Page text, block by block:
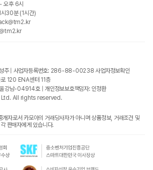
오후 6시
30분 (1시간)
성주 | 사업자등록번호: 286-88-00238 사업자정보확인
로 120 ENA센터 11층
강남-04914호 | 개인정보보호책임자: 인정환
All rights reserved.
개자로서 카모아의 거래당사자가 아니며 상품정보, 거래조건 및
판매자에게 있습니다.